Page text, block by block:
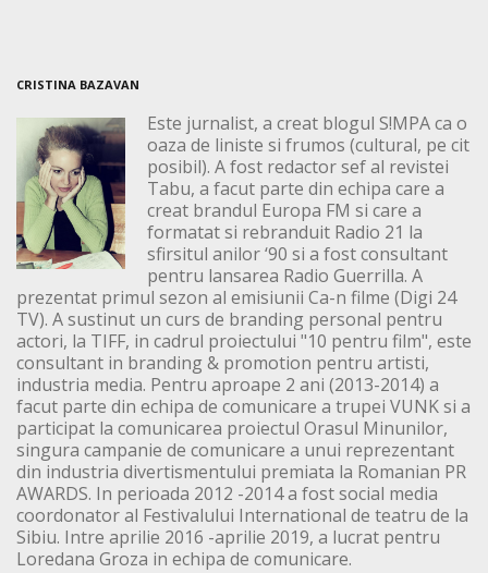
CRISTINA BAZAVAN
Este jurnalist, a creat blogul S!MPA ca o
oaza de liniste si frumos (cultural, pe cit
posibil). A fost redactor sef al revistei
Tabu, a facut parte din echipa care a
creat brandul Europa FM si care a
formatat si rebranduit Radio 21 la
sfirsitul anilor ‘90 si a fost consultant
pentru lansarea Radio Guerrilla. A
prezentat primul sezon al emisiunii Ca-n filme (Digi 24
TV). A sustinut un curs de branding personal pentru
actori, la TIFF, in cadrul proiectului "10 pentru film", este
consultant in branding & promotion pentru artisti,
industria media. Pentru aproape 2 ani (2013-2014) a
facut parte din echipa de comunicare a trupei VUNK si a
participat la comunicarea proiectul Orasul Minunilor,
singura campanie de comunicare a unui reprezentant
din industria divertismentului premiata la Romanian PR
AWARDS. In perioada 2012 -2014 a fost social media
coordonator al Festivalului International de teatru de la
Sibiu. Intre aprilie 2016 -aprilie 2019, a lucrat pentru
Loredana Groza in echipa de comunicare.